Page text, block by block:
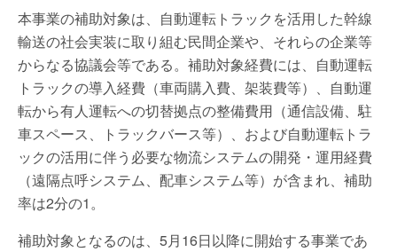
本事業の補助対象は、自動運転トラックを活用した幹線
輸送の社会実装に取り組む民間企業や、それらの企業等
からなる協議会等である。補助対象経費には、自動運転
トラックの導入経費（車両購入費、架装費等）、自動運
転から有人運転への切替拠点の整備費用（通信設備、駐
車スペース、トラックバース等）、および自動運転トラ
ックの活用に伴う必要な物流システムの開発・運用経費
（遠隔点呼システム、配車システム等）が含まれ、補助
率は2分の1。
補助対象となるのは、5月16日以降に開始する事業であ